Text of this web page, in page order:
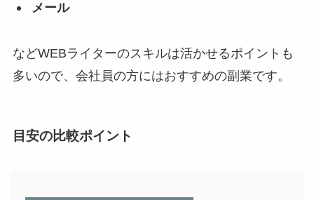
メール
などWEBライターのスキルは活かせるポイントも
多いので、会社員の方にはおすすめの副業です。
目安の比較ポイント